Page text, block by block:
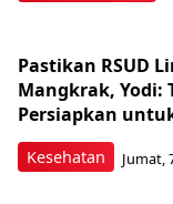
Kesehatan
Pastikan RSUD
Mangkrak, Yodi:
Persiapkan
Jumat,